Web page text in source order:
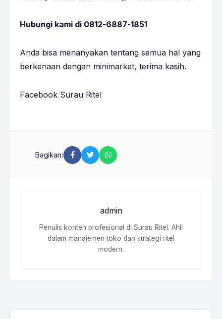
Hubungi kami di 0812-6887-1851
Anda bisa menanyakan tentang semua hal yang
berkenaan dengan minimarket, terima kasih.
Facebook Surau Ritel
Bagikan:
admin
Penulis konten profesional di Surau Ritel. Ahli
dalam manajemen toko dan strategi ritel
modern.